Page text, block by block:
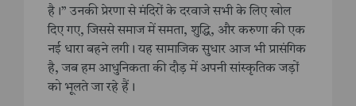
है।” उनकी प्रेरणा से मंदिरों के दरवाजे सभी के लिए खोल
दिए गए, जिससे समाज में समता, शुद्धि, और करुणा की एक
नई धारा बहने लगी। यह सामाजिक सुधार आज भी प्रासंगिक
है, जब हम आधुनिकता की दौड़ में अपनी सांस्कृतिक जड़ों
को भूलते जा रहे हैं।